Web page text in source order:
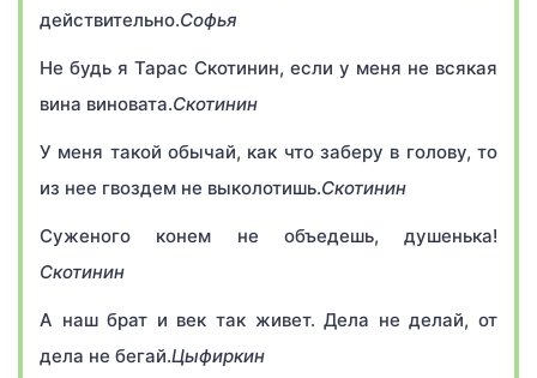
действительно.Софья
Не будь я Тарас Скотинин, если у меня не всякая
вина виновата.Скотинин
У меня такой обычай, как что заберу в голову, то
из нее гвоздем не выколотишь.Скотинин
Суженого конем не объедешь, душенька!
Скотинин
А наш брат и век так живет. Дела не делай, от
дела не бегай.Цыфиркин